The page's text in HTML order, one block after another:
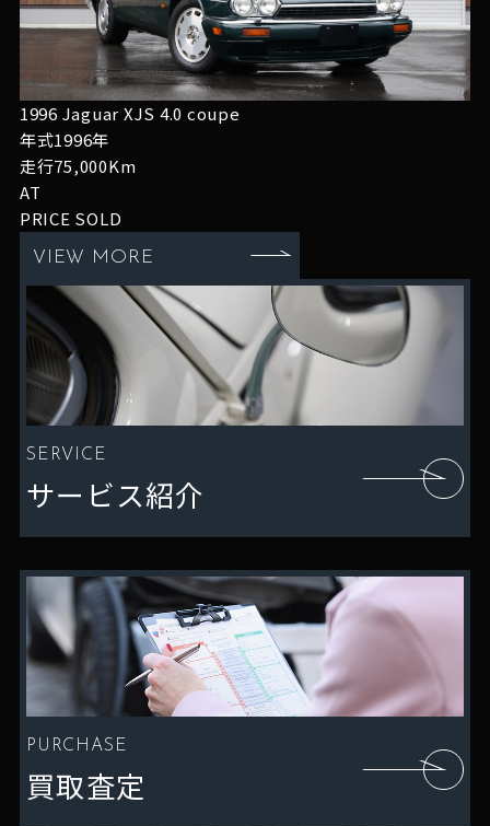
1996 Jaguar XJS 4.0 coupe
年式1996年
走行75,000Km
AT
PRICE SOLD
VIEW MORE
SERVICE
サービス紹介
PURCHASE
買取査定